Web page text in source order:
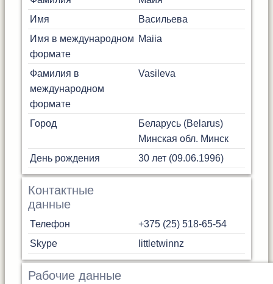
Имя
Васильева
Имя в международном
формате
Maiia
Фамилия в
международном
формате
Vasileva
Город
Беларусь (Belarus)
Минская обл. Минск
День рождения
30 лет (09.06.1996)
Контактные
данные
Телефон
+375 (25) 518-65-54
Skype
littletwinnz
Рабочие данные